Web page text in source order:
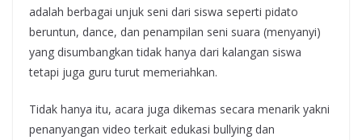
adalah berbagai unjuk seni dari siswa seperti pidato
beruntun, dance, dan penampilan seni suara (menyanyi)
yang disumbangkan tidak hanya dari kalangan siswa
tetapi juga guru turut memeriahkan.
Tidak hanya itu, acara juga dikemas secara menarik yakni
penanyangan video terkait edukasi bullying dan